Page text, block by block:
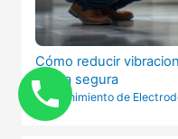
Cómo reducir
forma segura
Mantenimiento de